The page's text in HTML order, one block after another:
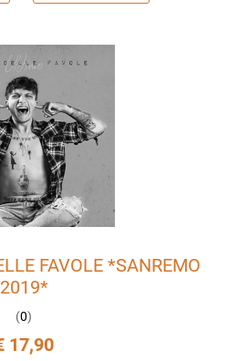
FAVOLE *SANREMO
2019*
(0)
17,90